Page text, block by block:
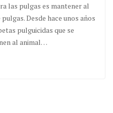
las pulgas es mantener al
Desde hace unos años
pulguicidas que se
al animal…